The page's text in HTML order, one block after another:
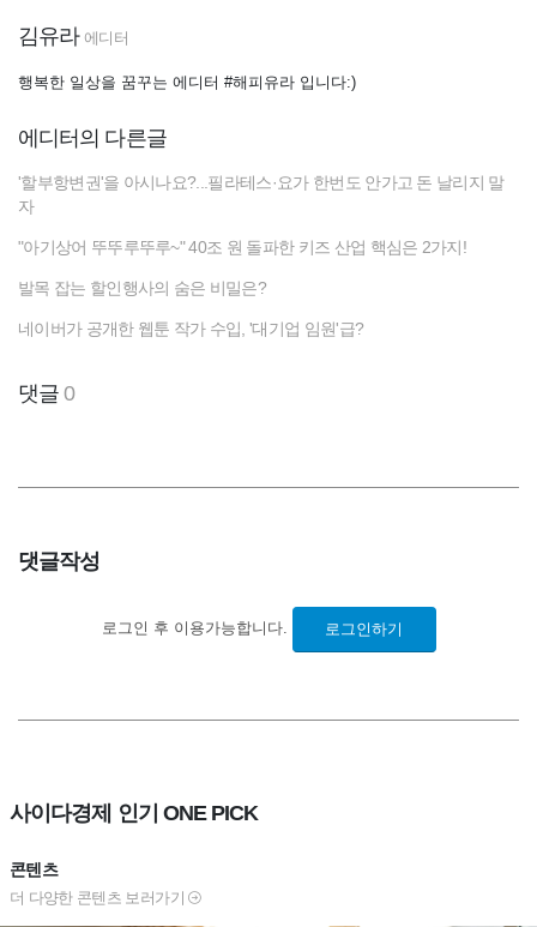
김유라 에디터
행복한 일상을 꿈꾸는 에디터 #해피유라 입니다:)
에디터의 다른글
'할부항변권'을 아시나요?...필라테스·요가 한번도 안가고 돈 날리지 말
자
"아기상어 뚜뚜루뚜루~" 40조 원 돌파한 키즈 산업 핵심은 2가지!
발목 잡는 할인행사의 숨은 비밀은?
네이버가 공개한 웹툰 작가 수입, '대기업 임원'급?
댓글0
댓글작성
로그인 후 이용가능합니다. 로그인하기
사이다경제 인기 ONE PICK
콘텐츠
더 다양한 콘텐츠 보러가기